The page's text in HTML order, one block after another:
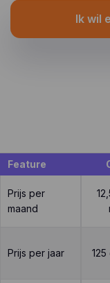
Ik wil
Feature
Prijs per
maand
Prijs per jaar